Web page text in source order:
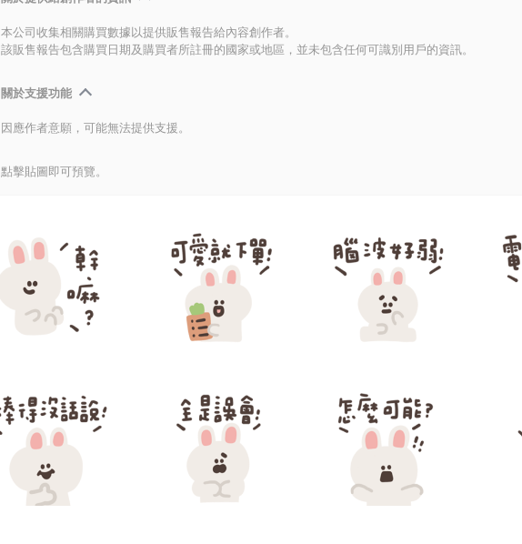
本公司收集相關購買數據以提供販售報告給內容創作者。
該販售報告包含購買日期及購買者所註冊的國家或地區，並未包含任何可識別用戶的資訊。
關於支援功能
因應作者意願，可能無法提供支援。
點擊貼圖即可預覽。